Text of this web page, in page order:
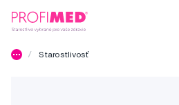
Starostlivosť